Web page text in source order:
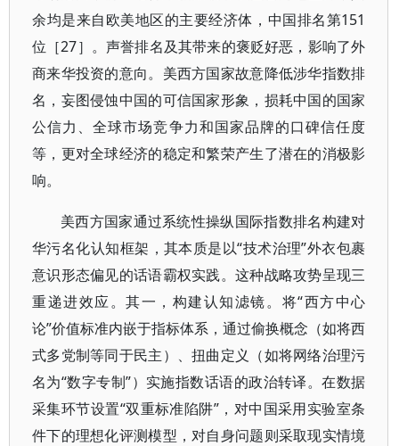
余均是来自欧美地区的主要经济体，中国排名第151
位［27］。声誉排名及其带来的褒贬好恶，影响了外
商来华投资的意向。美西方国家故意降低涉华指数排
名，妄图侵蚀中国的可信国家形象，损耗中国的国家
公信力、全球市场竞争力和国家品牌的口碑信任度
等，更对全球经济的稳定和繁荣产生了潜在的消极影
响。
美西方国家通过系统性操纵国际指数排名构建对
华污名化认知框架，其本质是以“技术治理”外衣包裹
意识形态偏见的话语霸权实践。这种战略攻势呈现三
重递进效应。其一，构建认知滤镜。将“西方中心
论”价值标准内嵌于指标体系，通过偷换概念（如将西
式多党制等同于民主）、扭曲定义（如将网络治理污
名为“数字专制”）实施指数话语的政治转译。在数据
采集环节设置“双重标准陷阱”，对中国采用实验室条
件下的理想化评测模型，对自身问题则采取现实情境